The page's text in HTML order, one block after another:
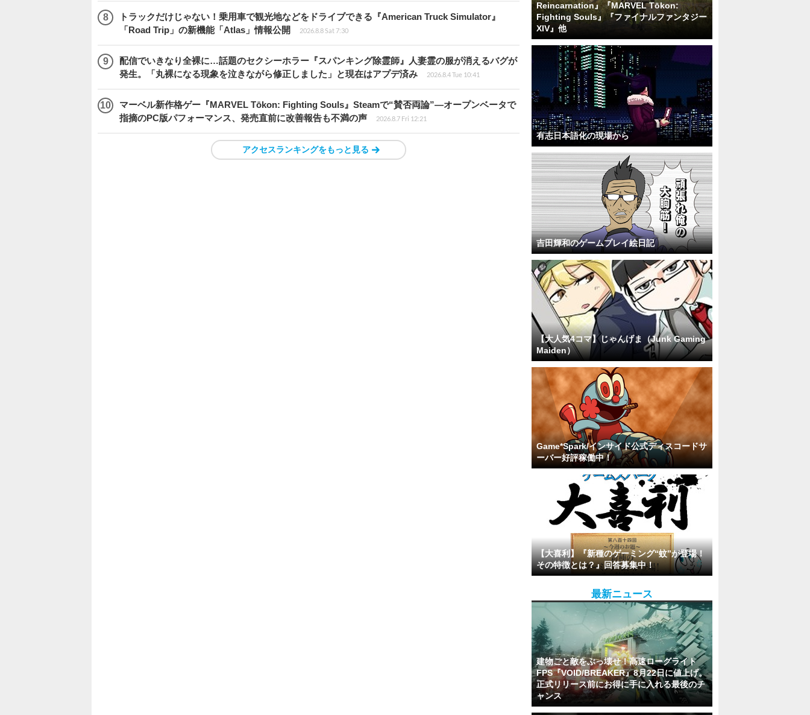
トラックだけじゃない！乗用車で観光地などをドライブできる『American Truck Simulator』
「Road Trip」の新機能「Atlas」情報公開
2026.8.8 Sat 7:30
配信でいきなり全裸に…話題のセクシーホラー『スパンキング除霊師』人妻霊の服が消えるバグが
発生。「丸裸になる現象を泣きながら修正しました」と現在はアプデ済み
2026.8.4 Tue 10:41
マーベル新作格ゲー『MARVEL Tōkon: Fighting Souls』Steamで“賛否両論”―オープンベータで
指摘のPC版パフォーマンス、発売直前に改善報告も不満の声
2026.8.7 Fri 12:21
アクセスランキングをもっと見る
Reincarnation』『MARVEL Tōkon:
Fighting Souls』『ファイナルファンタジー
XIV』他
有志日本語化の現場から
吉田輝和のゲームプレイ絵日記
【大人気4コマ】じゃんげま（Junk Gaming
Maiden）
Game*Spark/インサイド公式ディスコードサ
ーバー好評稼働中！
【大喜利】『新種のゲーミング“蚊”が登場！
その特徴とは？』回答募集中！
最新ニュース
建物ごと敵をぶっ壊せ！高速ローグライト
FPS『VOID/BREAKER』8月22日に値上げ。
正式リリース前にお得に手に入れる最後のチ
ャンス